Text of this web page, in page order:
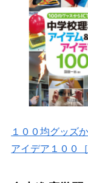
１００均グッズ
アイデア１００